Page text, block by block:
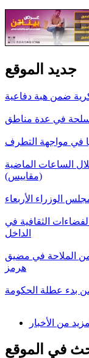
جديد الموقع
ضمن هبة دفاعية
في عدة مناطق
في مواجهة التطرف
الساعات الماضية
(مقاييس)
الوزراء الأربعاء
الثقافية في
الداخل
الملاحة في مضيق
هرمز
بدء عطلة الحكومة
في الموقع